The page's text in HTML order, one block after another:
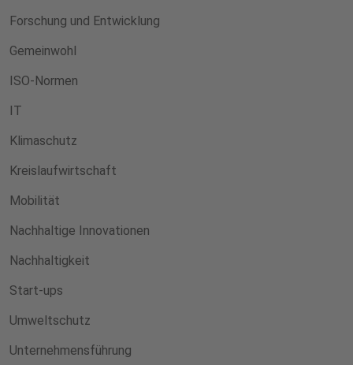
Forschung und Entwicklung
Gemeinwohl
ISO-Normen
IT
Klimaschutz
Kreislaufwirtschaft
Mobilität
Nachhaltige Innovationen
Nachhaltigkeit
Start-ups
Umweltschutz
Unternehmensführung